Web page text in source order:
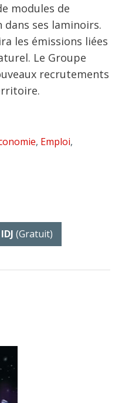
modules de
ses laminoirs.
les émissions liées
Le Groupe
recrutements
, Emploi,
(gratuit)